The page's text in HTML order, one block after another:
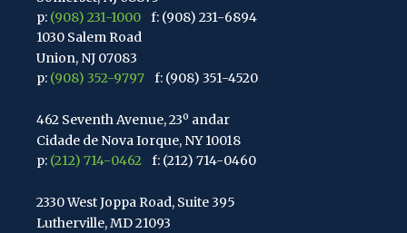
p: (908) 231-1000
f: (908) 231-6894
1030 Salem Road
Union, NJ 07083
p: (908) 352-9797 f: (908) 351-4520
462 Seventh Avenue, 23º andar
Cidade de Nova Iorque, NY 10018
p: (212) 714-0462 f: (212) 714-0460
2330 West Joppa Road, Suite 395
Lutherville, MD 21093